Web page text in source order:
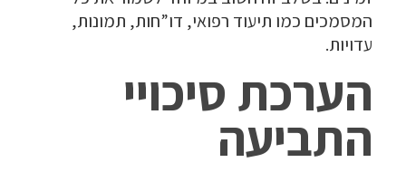
המסמכים כמו תיעוד רפואי, דו”חות, תמונות,
עדויות.
הערכת סיכויי
התביעה